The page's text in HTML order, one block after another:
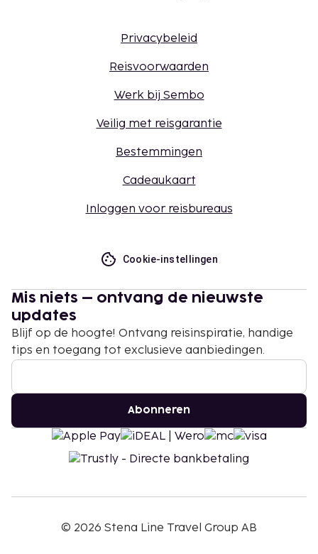
Privacybeleid
Reisvoorwaarden
Werk bij Sembo
Veilig met reisgarantie
Bestemmingen
Cadeaukaart
Inloggen voor reisbureaus
Cookie-instellingen
Mis niets – ontvang de nieuwste
updates
Blijf op de hoogte! Ontvang reisinspiratie, handige
tips en toegang tot exclusieve aanbiedingen.
Abonneren
© 2026 Stena Line Travel Group AB